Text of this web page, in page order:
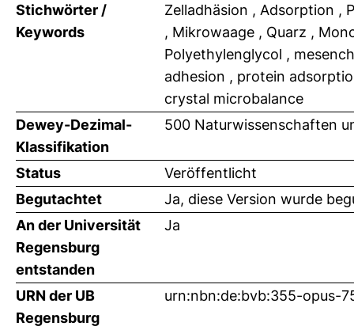
Stichwörter /
Keywords
Zelladhäsion , Adsorption ,
, Mikrowaage , Quarz ,
Polyethylenglycol ,
adhesion , protein
crystal microbalance
Dewey-Dezimal-
Klassifikation
500 Naturwissenschaften
Status
Veröffentlicht
Begutachtet
Ja, diese Version wurde
An der Universität
Regensburg
entstanden
Ja
URN der UB
Regensburg
urn:nbn:de:bvb:355-opus-